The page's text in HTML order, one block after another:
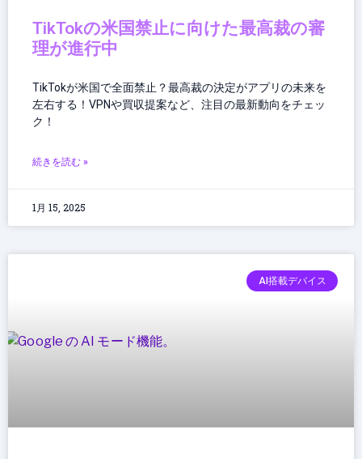
TikTokの米国禁止に向けた最高裁の審
理が進行中
TikTokが米国で全面禁止？最高裁の決定がアプリの未来を
左右する！VPNや買収提案など、注目の最新動向をチェッ
ク！
続きを読む »
1月 15, 2025
AI搭載デバイス